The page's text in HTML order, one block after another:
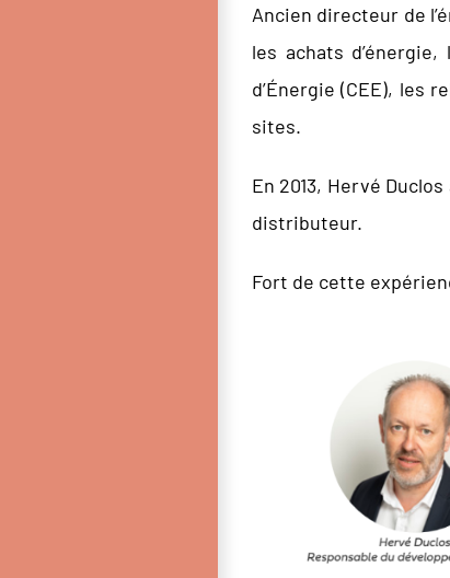
Ancien directeur de
les achats
d’Énergie (CEE), les
sites.
En 2013, Hervé
distributeur.
Fort de cette